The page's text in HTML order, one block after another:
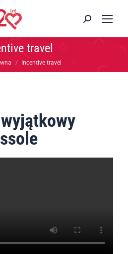
travel
Incentive travel